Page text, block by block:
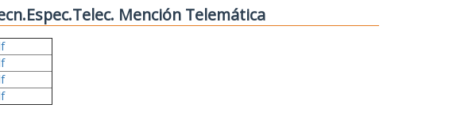
Mención Telemática